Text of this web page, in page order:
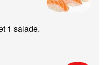
1 salade.